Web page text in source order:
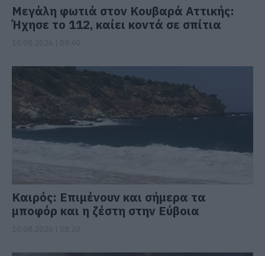
Μεγάλη φωτιά στον Κουβαρά Αττικής:
Ήχησε το 112, καίει κοντά σε σπίτια
Καιρός: Επιμένουν και σήμερα τα
μποφόρ και η ζέστη στην Εύβοια